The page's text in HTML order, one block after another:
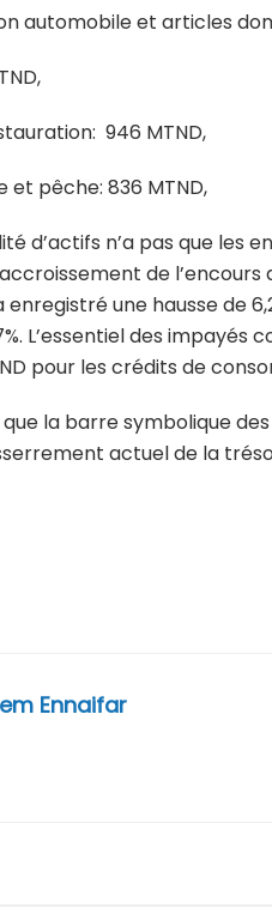
automobile et articles
946 MTND,
et pêche: 836 MTND,
d’actifs n’a pas que les
de
une hausse de
L’essentiel des
pour les crédits de
la barre symbolique
actuel de la
Ennaifar